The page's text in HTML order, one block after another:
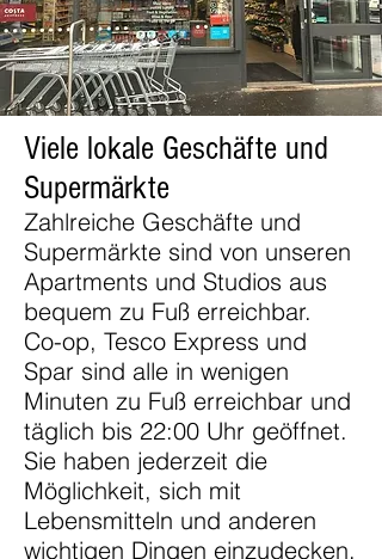
Viele lokale Geschäfte und
Supermärkte
Zahlreiche Geschäfte und
Supermärkte sind von unseren
Apartments und Studios aus
bequem zu Fuß erreichbar.
Co-op, Tesco Express und
Spar sind alle in wenigen
Minuten zu Fuß erreichbar und
täglich bis 22:00 Uhr geöffnet.
Sie haben jederzeit die
Möglichkeit, sich mit
Lebensmitteln und anderen
wichtigen Dingen einzudecken.